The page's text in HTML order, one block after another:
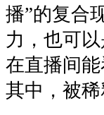
播”的复合
力，也可
在直播间
其中，被